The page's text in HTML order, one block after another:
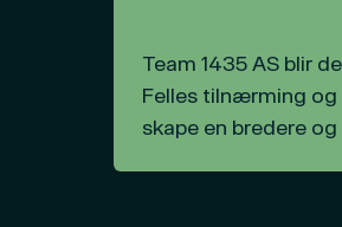
Team 1435 AS blir
Felles tilnærming
skape en bredere